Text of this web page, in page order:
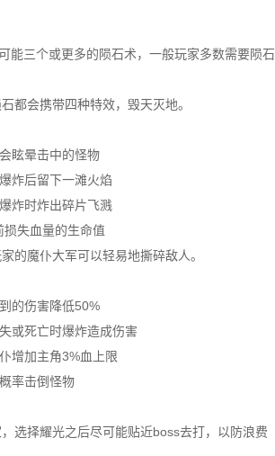
能三个或更多的陨石术，一般玩家多数需要陨石
都会携带四种特效，毁天灭地。
眩晕击中的怪物
炸后留下一滩火焰
炸时炸出碎片飞溅
损失血量的生命值
的魔仆大军可以轻易地撕碎敌人。
的伤害降低50%
或死亡时爆炸造成伤害
增加主角3%血上限
率击倒怪物
选择耀光之后尽可能贴近boss去打，以防浪费